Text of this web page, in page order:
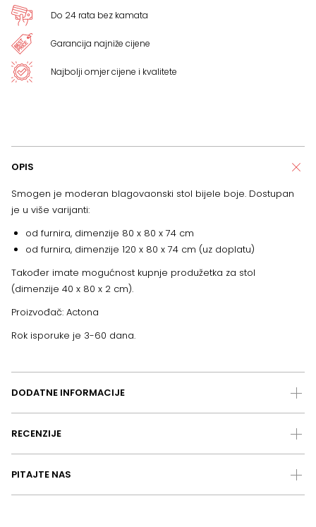
Do 24 rata bez kamata
Garancija najniže cijene
Najbolji omjer cijene i kvalitete
OPIS
Smogen je moderan blagovaonski stol bijele boje. Dostupan
je u više varijanti:
od furnira, dimenzije 80 x 80 x 74 cm
od furnira, dimenzije 120 x 80 x 74 cm (uz doplatu)
Također imate mogućnost kupnje produžetka za stol
(dimenzije 40 x 80 x 2 cm).
Proizvođač: Actona
Rok isporuke je 3-60 dana.
DODATNE INFORMACIJE
RECENZIJE
PITAJTE NAS